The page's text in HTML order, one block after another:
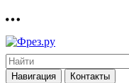
Навигация Контакты